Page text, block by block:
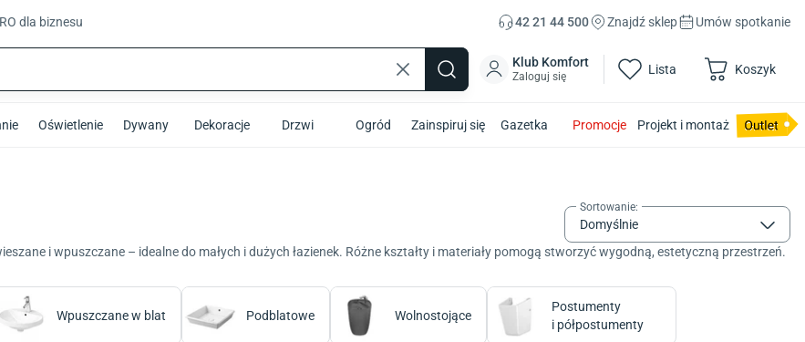
dla biznesu 42 21 44 500 Znajdź sklep Umów spotkanie
Klub Komfort
Zaloguj się Lista Koszyk
Oświetlenie Dywany Dekoracje Drzwi Ogród Zainspiruj się Gazetka Promocje Projekt i montaż
Sortowanie:
Domyślnie
i wpuszczane – idealne do małych i dużych łazienek. Różne kształty i materiały pomogą stworzyć wygodną, estetyczną przestrzeń.
Wpuszczane w blat Podblatowe Wolnostojące
Postumenty
i półpostumenty